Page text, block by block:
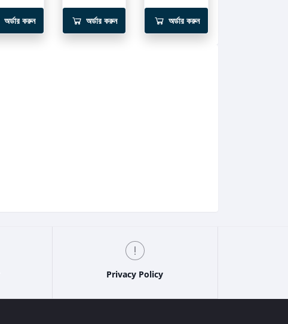
অর্ডার করুন অর্ডার করুন অর্ডার করুন
Privacy Policy